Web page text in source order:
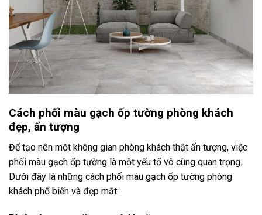
Cách phối màu gạch ốp tường phòng khách
đẹp, ấn tượng
Để tạo nên một không gian phòng khách thật ấn tượng, việc
phối màu gạch ốp tường là một yếu tố vô cùng quan trọng.
Dưới đây là những cách phối màu gạch ốp tường phòng
khách phổ biến và đẹp mắt: